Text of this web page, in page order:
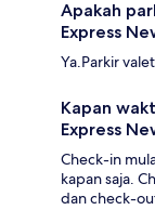
Apakah
Express
Ya.Parkir
Kapan
Express
Check-in
kapan saja.
dan check-